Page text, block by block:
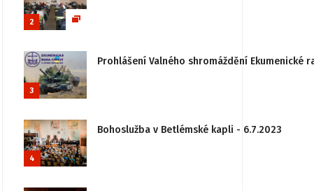
2
3
Prohlášení Valného shromáždění
4
Bohoslužba v Betlémské kapli - 6.7.2023